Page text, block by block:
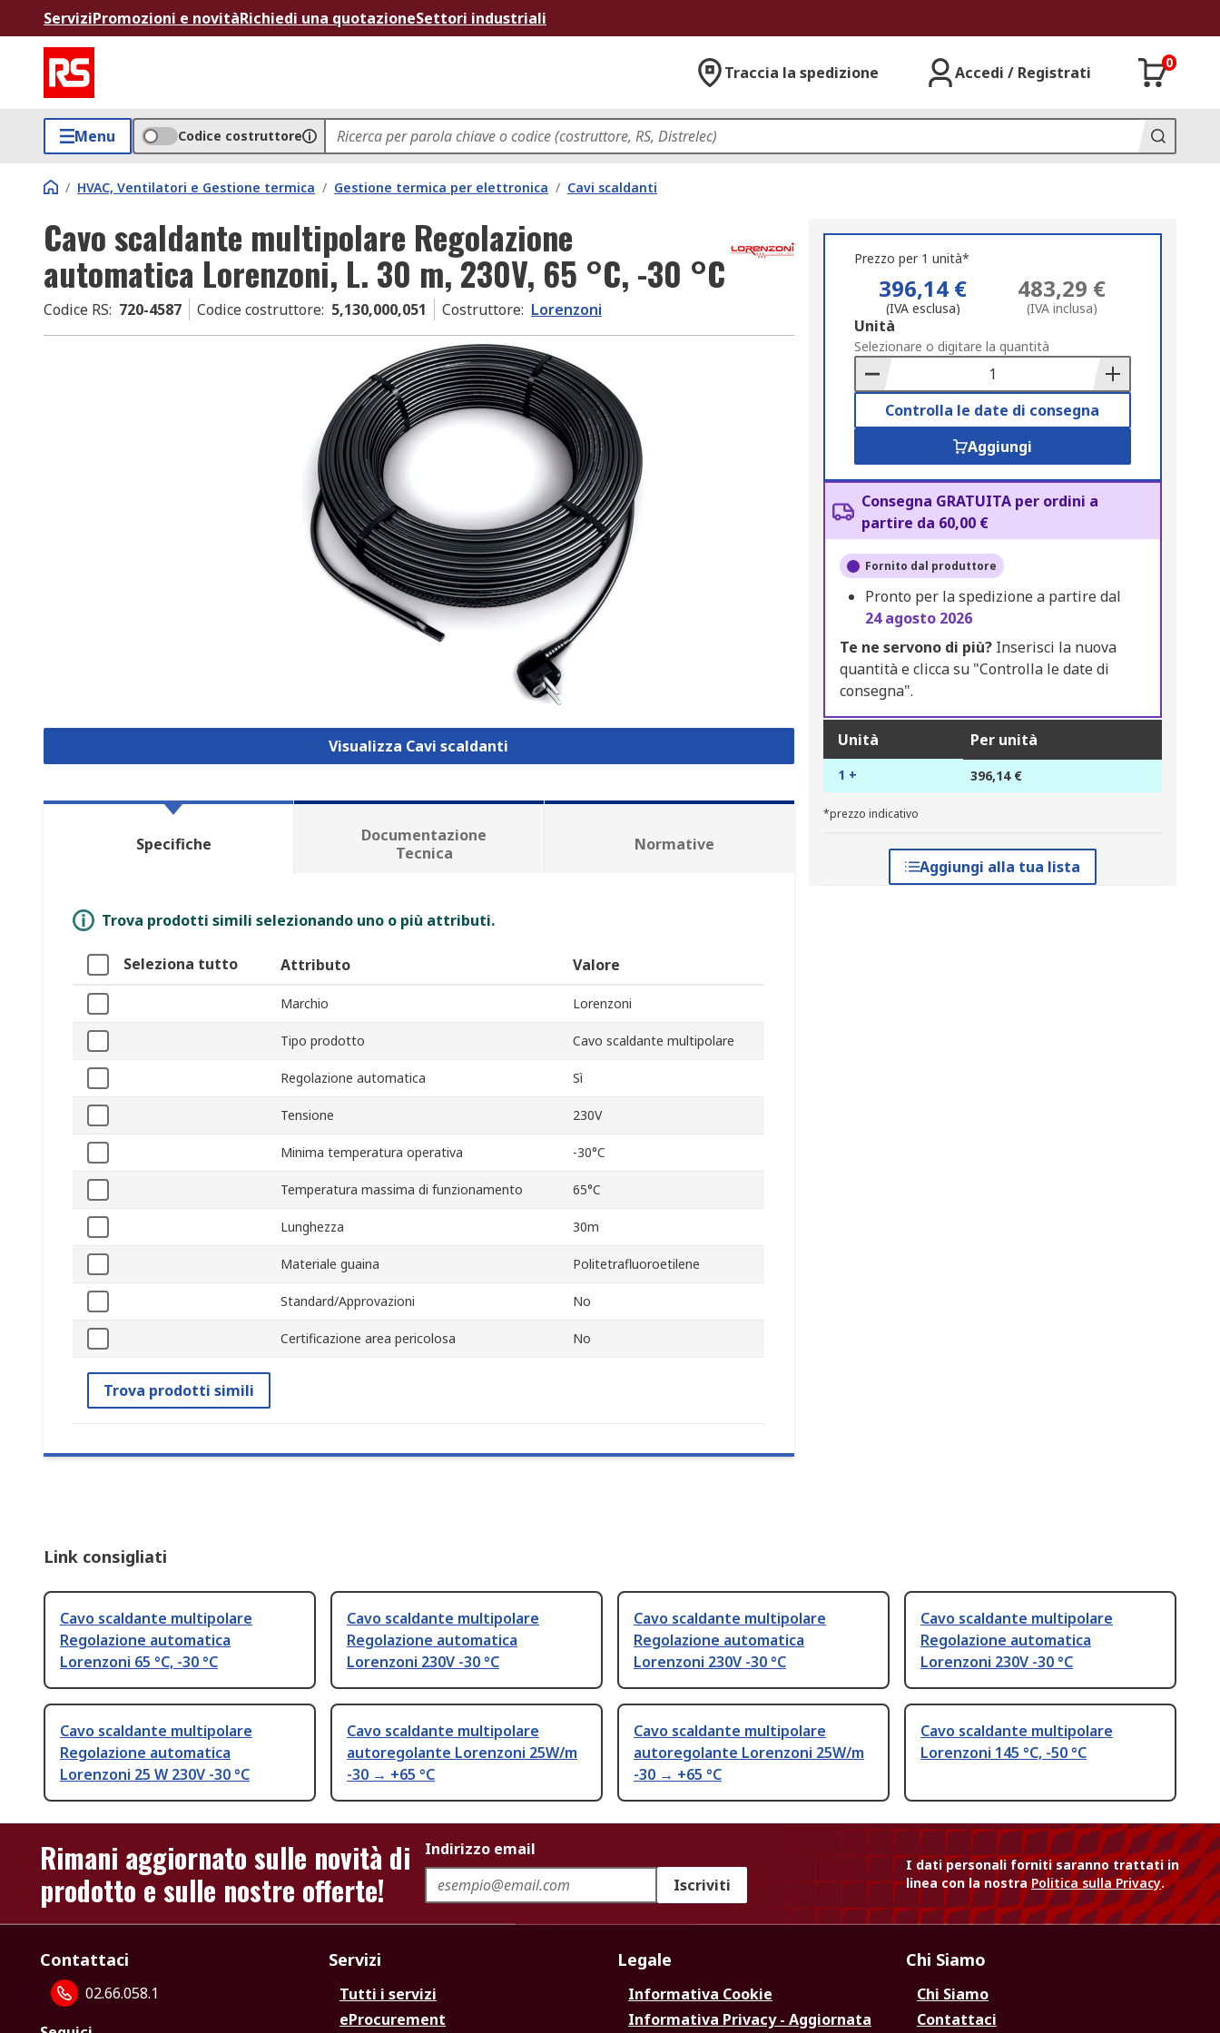
ServiziPromozioni e novitàRichiedi una quotazioneSettori industriali
Traccia la spedizione Accedi / Registrati
0
Menu Codice costruttore
/ HVAC, Ventilatori e Gestione termica / Gestione termica per elettronica / Cavi scaldanti
Cavo scaldante multipolare Regolazione
automatica Lorenzoni, L. 30 m, 230V, 65 °C, -30 °C
Codice RS: 720-4587 Codice costruttore: 5,130,000,051 Costruttore: Lorenzoni
Visualizza Cavi scaldanti
Prezzo per 1 unità*
396,14 €
(IVA esclusa)
483,29 €
(IVA inclusa)
Add
to
Basket
Unità
Selezionare o digitare la quantità
Controlla le date di consegna
Aggiungi
Consegna GRATUITA per ordini a
partire da 60,00 €
Fornito dal produttore
Pronto per la spedizione a partire dal
24 agosto 2026
Te ne servono di più?Inserisci la nuova
quantità e clicca su "Controlla le date di
consegna".
Unità Per unità
1 + 396,14 €
*prezzo indicativo
Aggiungi alla tua lista
Specifiche
Documentazione
Tecnica
Normative
Trova prodotti simili selezionando uno o più attributi.
Seleziona tutto Attributo Valore
Marchio Lorenzoni
Tipo prodotto Cavo scaldante multipolare
Regolazione automatica Sì
Tensione 230V
Minima temperatura operativa -30°C
Temperatura massima di funzionamento 65°C
Lunghezza 30m
Materiale guaina Politetrafluoroetilene
Standard/Approvazioni No
Certificazione area pericolosa No
Trova prodotti simili
Link consigliati
Cavo scaldante multipolare
Regolazione automatica
Lorenzoni 65 °C, -30 °C
Cavo scaldante multipolare
Regolazione automatica
Lorenzoni 230V -30 °C
Cavo scaldante multipolare
Regolazione automatica
Lorenzoni 230V -30 °C
Cavo scaldante multipolare
Regolazione automatica
Lorenzoni 230V -30 °C
Cavo scaldante multipolare
Regolazione automatica
Lorenzoni 25 W 230V -30 °C
Cavo scaldante multipolare
autoregolante Lorenzoni 25W/m
-30 → +65 °C
Cavo scaldante multipolare
autoregolante Lorenzoni 25W/m
-30 → +65 °C
Cavo scaldante multipolare
Lorenzoni 145 °C, -50 °C
Rimani aggiornato sulle novità di
prodotto e sulle nostre offerte!
Indirizzo email
Iscriviti
I dati personali forniti saranno trattati in
linea con la nostraPolitica sulla Privacy.
Contattaci
02.66.058.1
Servizi
Tutti i servizi
eProcurement
Legale
Informativa Cookie
Informativa Privacy - Aggiornata
Chi Siamo
Chi Siamo
Contattaci